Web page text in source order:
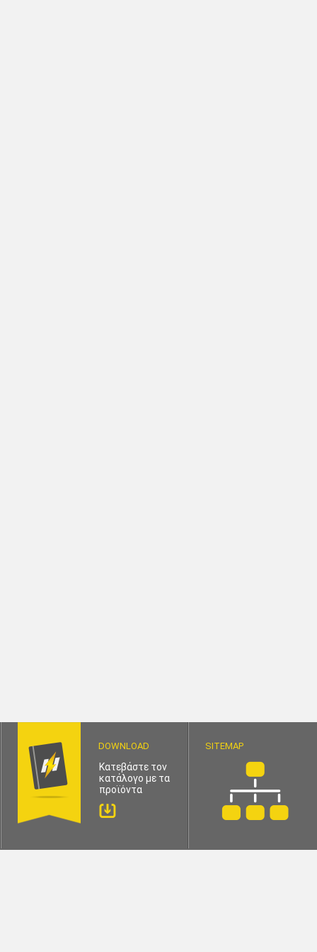
DOWNLOAD
Κατεβάστε τον
κατάλογο με τα
προϊόντα
SITEMAP